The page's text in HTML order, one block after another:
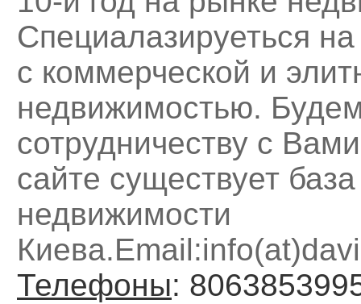
Cпециалазируеться
с коммерческой и
недвижимостью.
сотрудничеству с
сайте существует
недвижимости
Телефоны: